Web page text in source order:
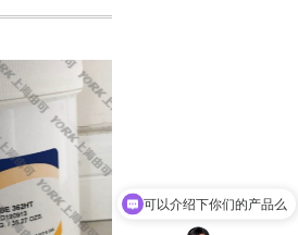
可以介绍下你们的产品么